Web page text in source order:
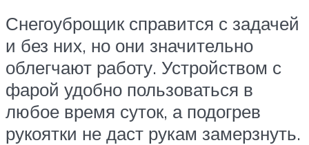
Снегоуброщик справится с задачей
и без них, но они значительно
облегчают работу. Устройством с
фарой удобно пользоваться в
любое время суток, а подогрев
рукоятки не даст рукам замерзнуть.